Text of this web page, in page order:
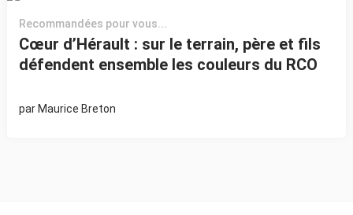
Recommandées pour vous...
Cœur d’Hérault : sur le terrain, père et fils
défendent ensemble les couleurs du RCO
par Maurice Breton